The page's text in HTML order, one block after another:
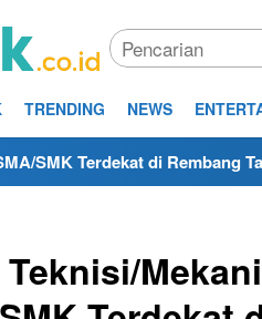
TRENDING NEWS
Rembang Tahun 2025